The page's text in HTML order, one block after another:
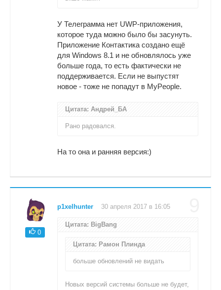
У Телеграмма нет UWP-приложения,
которое туда можно было бы засунуть.
Приложение Контактика создано ещё
для Windows 8.1 и не обновлялось уже
больше года, то есть фактически не
поддерживается. Если не выпустят
новое - тоже не попадут в MyPeople.
Цитата: Андрей_БА
Рано радовался.
На то она и ранняя версия:)
0
p1xelhunter 30 апреля 2017 в 16:05
Цитата: BigBang
Цитата: Рамон Плинда
больше обновлений не видать
Новых версий системы больше не будет,